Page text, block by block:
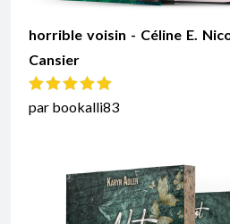
horrible voisin - Céline E.
Cansier
Note5sur 5
par bookalli83